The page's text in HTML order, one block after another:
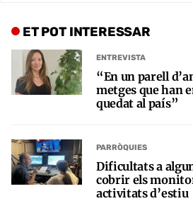
ET POT INTERESSAR
ENTREVISTA
“En un parell
metges que han
quedat al país”
PARRÒQUIES
Dificultats a
cobrir els
activitats d’estiu